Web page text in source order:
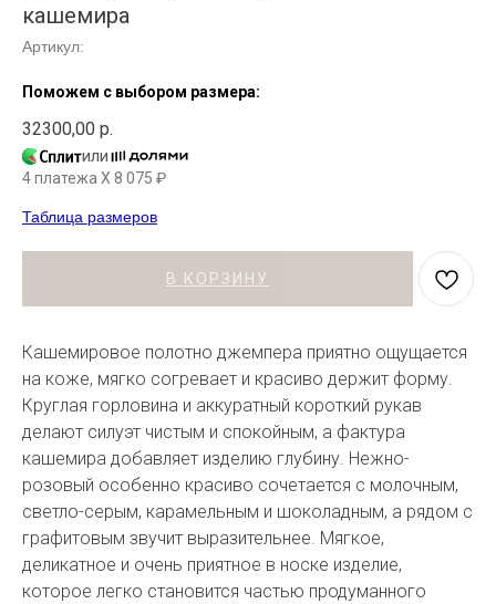
кашемира
Артикул:
Поможем с выбором размера:
32300,00 р.
или
4 платежа X 8 075 ₽
Таблица размеров
В КОРЗИНУ
Кашемировое полотно джемпера приятно ощущается
на коже, мягко согревает и красиво держит форму.
Круглая горловина и аккуратный короткий рукав
делают силуэт чистым и спокойным, а фактура
кашемира добавляет изделию глубину. Нежно-
розовый особенно красиво сочетается с молочным,
светло-серым, карамельным и шоколадным, а рядом с
графитовым звучит выразительнее. Мягкое,
деликатное и очень приятное в носке изделие,
которое легко становится частью продуманного